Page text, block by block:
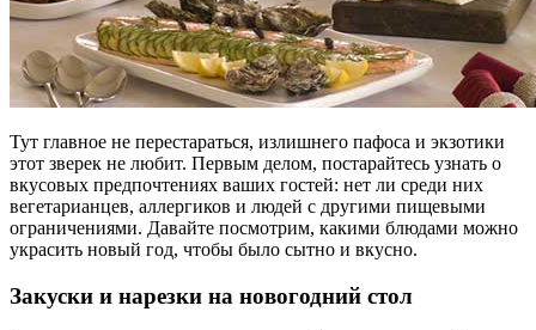
Тут главное не перестараться, излишнего пафоса и экзотики
этот зверек не любит. Первым делом, постарайтесь узнать о
вкусовых предпочтениях ваших гостей: нет ли среди них
вегетарианцев, аллергиков и людей с другими пищевыми
ограничениями. Давайте посмотрим, какими блюдами можно
украсить новый год, чтобы было сытно и вкусно.
Закуски и нарезки на новогодний стол